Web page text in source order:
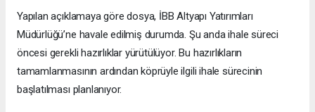
Yapılan açıklamaya göre dosya, İBB Altyapı Yatırımları
Müdürlüğü’ne havale edilmiş durumda. Şu anda ihale süreci
öncesi gerekli hazırlıklar yürütülüyor. Bu hazırlıkların
tamamlanmasının ardından köprüyle ilgili ihale sürecinin
başlatılması planlanıyor.